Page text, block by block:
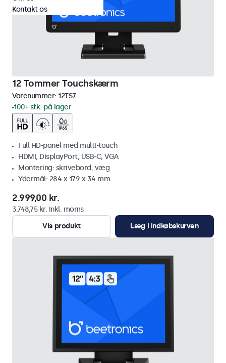
12 Tommer Touchskærm
Varenummer: 12TS7
100+ stk. på lager
Full HD-panel med multi-touch
HDMI, DisplayPort, USB-C, VGA
Montering: skrivebord, væg
Ydermål: 284 x 179 x 34 mm
2.999,00 kr.
3.748,75 kr. inkl. moms
Vis produkt
Læg i indkøbskurven
Kontakt os